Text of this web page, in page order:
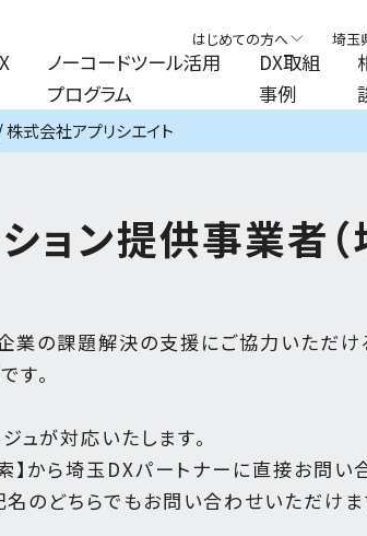
ノーコードツール活用
プログラム
DX取組
事例
はじめての方へ 埼玉
株式会社アプリシエイト
ョン提供事業者
業の課題解決の支援にご協力いただ
す。
ュが対応いたします。
】から埼玉DXパートナーに直接お問い
のどちらでもお問い合わせいただけま